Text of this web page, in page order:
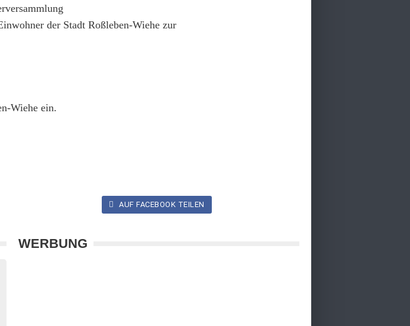
der Stadt Roßleben-Wiehe zur
Wiehe ein.
AUF FACEBOOK TEILEN
WERBUNG